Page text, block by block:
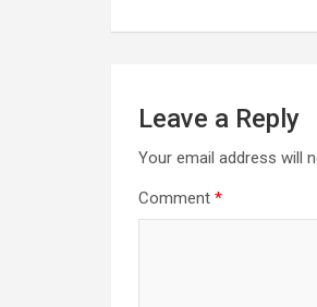
Leave a Reply
Your email address will
Comment *